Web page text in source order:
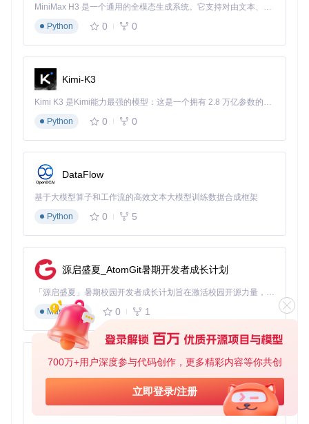
700万+用户深度参与代码创作，更多精彩内容等你共创
立即登录/注册
在文本框输入提示词："a bowl of cherries, realistic photo"
设置生成参数（建议步数20-30，引导系数7.5）
💼 场景拓展：三大行业落地案例
摄影后期：新闻图片优化
战地记者可使用超分辨率功能，将远处拍摄的低清素材放大至
UI设计：素材快速生成
移动端设计师通过稳定扩散插件，输入"iOS风格按钮，蓝色渐
变"即可生成符合规范的UI元素；配合语义分割可批量替换界
面背景，支持A/B测试不同视觉方案。
学术研究：生物图像分析
显微镜图像经超分辨率处理后，能更清晰显示细胞结构；语义
分割可自动计数实验样本中的目标对象，减少人工标注误差。
某高校实验室反馈，数据分析效率提升300%。
MiniMax H3 是一个通用的全模态生成系统。它支持对由文本、图像、视频和音频组成的多模态上下文进行统一理解，并能生成分辨率高达 2K、时长可达 15 秒的带原生立体声音频的视频。得益于面向任务泛化的系统设计，H3 在预训练阶段就已具备广泛的多模态上下文理解与生成能力，能够出色地执行复杂的多模态指令。
Python
0 0
Kimi-K3
Kimi K3 是Kimi能力最强的模型：这是一个拥有 2.8 万亿参数的混合专家（MoE）模型，具备原生视觉理解能力，并支持 100 万 token 的上下文窗口。
Python
0 0
DataFlow
基于大模型算子和工作流的高效文本大模型训练数据合成框架
Python
0 5
源启盛夏_AtomGit暑期开发者成长计划
「源启盛夏」暑期校园开发者成长计划旨在激活校园开源力量，通过积分激励、认证扶持、资源倾斜等形式，引导高校组织和开发者完成「入驻 — 建项目 — 做贡献 — 获认证 — 得资源」的完整闭环。无论你是想带领社团入驻平台的组织者，还是希望用代码贡献证明自己的开发者，都能在这里找到属于你的成长路径。
Markdown
0 1
py-xiaozhi
基于Python的Xiaozhi AI，适用于想要完整Xiaozhi体验而无需拥有专用硬件的用户。
Python
0 1